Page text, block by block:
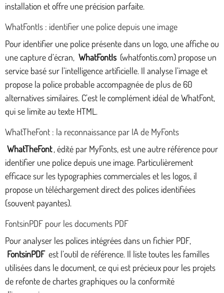
installation et offre une précision parfaite.
WhatFontIs : identifier une police depuis une image
Pour identifier une police présente dans un logo, une affiche ou
une capture d’écran, WhatFontIs (whatfontis.com) propose un
service basé sur l’intelligence artificielle. Il analyse l’image et
propose la police probable accompagnée de plus de 60
alternatives similaires. C’est le complément idéal de WhatFont,
qui se limite au texte HTML.
WhatTheFont : la reconnaissance par IA de MyFonts
WhatTheFont , édité par MyFonts, est une autre référence pour
identifier une police depuis une image. Particulièrement
efficace sur les typographies commerciales et les logos, il
propose un téléchargement direct des polices identifiées
(souvent payantes).
FontsinPDF pour les documents PDF
Pour analyser les polices intégrées dans un fichier PDF,
FontsinPDF est l’outil de référence. Il liste toutes les familles
utilisées dans le document, ce qui est précieux pour les projets
de refonte de chartes graphiques ou la conformité